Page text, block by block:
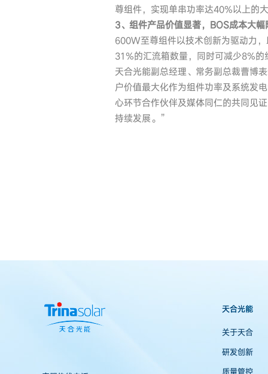
尊组件，实现单串功率达40%以上的
3、组件产品价值显著，BOS成本大幅
600W至尊组件以技术创新为驱动力
31%的汇流箱数量，同时可减少8%
天合光能副总经理、常务副总裁曹博
户价值最大化作为组件功率及系统发
心环节合作伙伴及媒体同仁的共同见
持续发展。”
天合光能
关于天合
研发创新
质量管控